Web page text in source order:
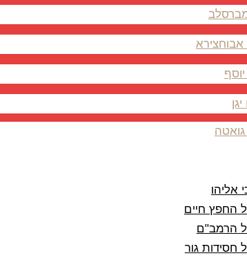
אליהו
החפץ חיים
הרמב"ם
חסידות גור